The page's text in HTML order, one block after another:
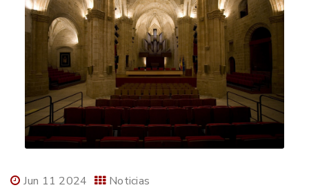
Jun 11 2024 Noticias